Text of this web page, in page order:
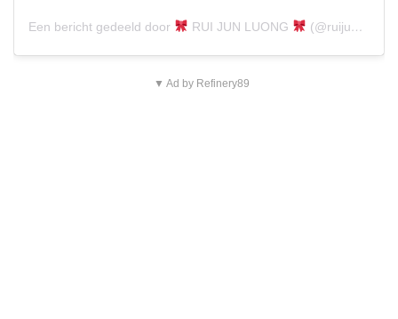
Een bericht gedeeld door RUI JUN LUONG (@ruijunluong)
▼ Ad by Refinery89